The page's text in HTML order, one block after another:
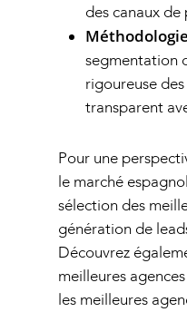
des canaux
segmentation
rigoureuse
transparent
Pour une
le marché
sélection des
génération de
Découvrez
meilleures
les meilleures